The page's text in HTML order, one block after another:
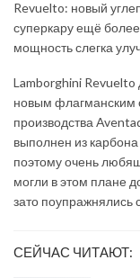
Revuelto: новый
суперкару ещё
мощность слегка
Lamborghini Revuelto
новым флагманским
производства
выполнен из
поэтому очень
могли в этом плане
зато
СЕЙЧАС ЧИТАЮТ: